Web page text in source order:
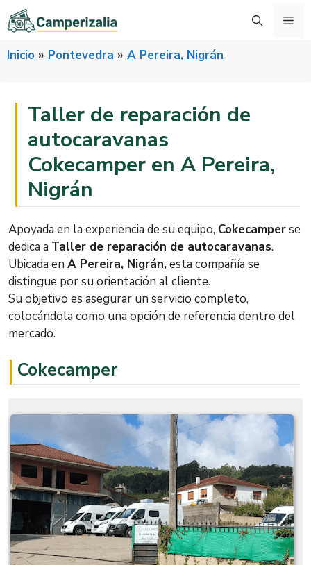
Saltar
al
Inicio » Pontevedra » A Pereira, Nigrán
Taller de reparación de
autocaravanas
Cokecamper en A Pereira,
Nigrán
Apoyada en la experiencia de su equipo, Cokecamperse
dedica a Taller de reparación de autocaravanas.
Ubicada en A Pereira, Nigrán,esta compañía se
distingue por su orientación al cliente.
Su objetivo es asegurar un servicio completo,
colocándola como una opción de referencia dentro del
mercado.
Cokecamper